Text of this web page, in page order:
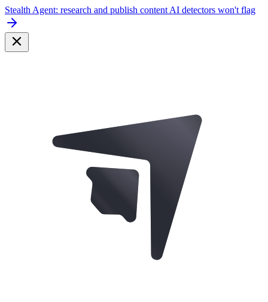
Stealth Agent: research and publish content AI detectors won't flag